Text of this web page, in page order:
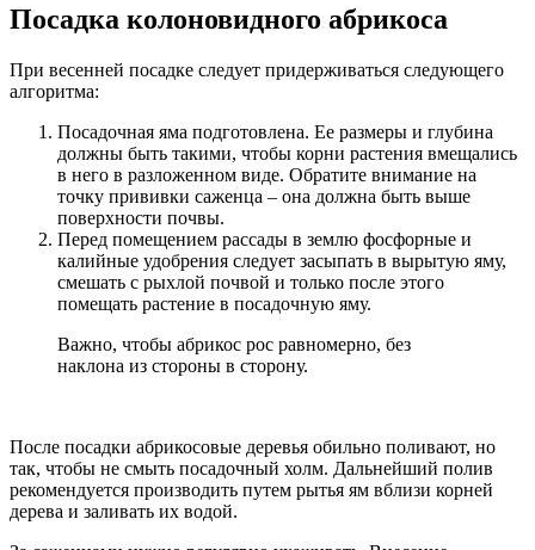
Посадка колоновидного абрикоса
При весенней посадке следует придерживаться следующего
алгоритма:
Посадочная яма подготовлена. Ее размеры и глубина
должны быть такими, чтобы корни растения вмещались
в него в разложенном виде. Обратите внимание на
точку прививки саженца – она должна быть выше
поверхности почвы.
Перед помещением рассады в землю фосфорные и
калийные удобрения следует засыпать в вырытую яму,
смешать с рыхлой почвой и только после этого
помещать растение в посадочную яму.
Важно, чтобы абрикос рос равномерно, без
наклона из стороны в сторону.
После посадки абрикосовые деревья обильно поливают, но
так, чтобы не смыть посадочный холм. Дальнейший полив
рекомендуется производить путем рытья ям вблизи корней
дерева и заливать их водой.